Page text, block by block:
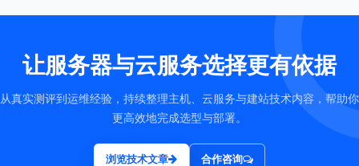
让服务器与云服务选择更有依据
从真实测评到运维经验，持续整理主机、云服务与建站技术内容，帮助你
更高效地完成选型与部署。
浏览技术文章 合作咨询